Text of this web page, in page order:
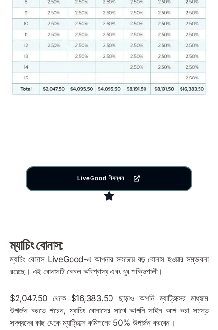
LiveGood নিবন্ধন
ম্যাচিং বোনাস:
ম্যাচিং বোনাস LiveGood-এ আপনার সবচেয়ে বড় বোনাস হওয়ার সম্ভাবনা
রয়েছে। এই বোনাসটি কেবল অবিশ্বাস্য এবং খুব শক্তিশালী।
$2,047.50 থেকে $16,383.50 ছাড়াও আপনি ম্যাট্রিক্সের মাধ্যমে
উপার্জন করতে পারেন, ম্যাচিং বোনাসের সাথে আপনি সাইন আপ করা সমস্ত
সদস্যদের কাছ থেকে ম্যাট্রিক্সে কমিশনের 50% উপার্জন করবেন।